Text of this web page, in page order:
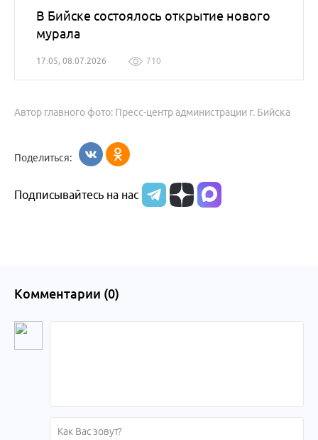
В Бийске состоялось открытие нового
мурала
17:05, 08.07.2026 710
Автор главного фото: Пресс-центр администрации г. Бийска
Поделиться:
Подписывайтесь на нас
Комментарии (0)